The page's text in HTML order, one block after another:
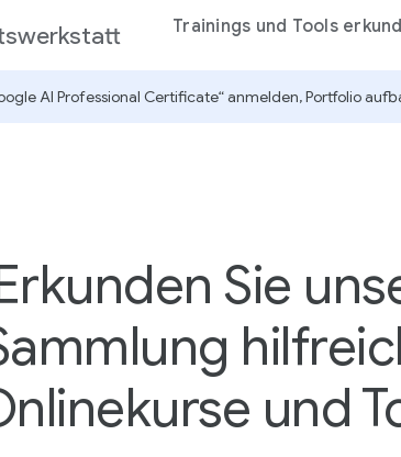
Trainings und Tools
AI Professional Certificate“ anmelden, Portfolio
Sie
und